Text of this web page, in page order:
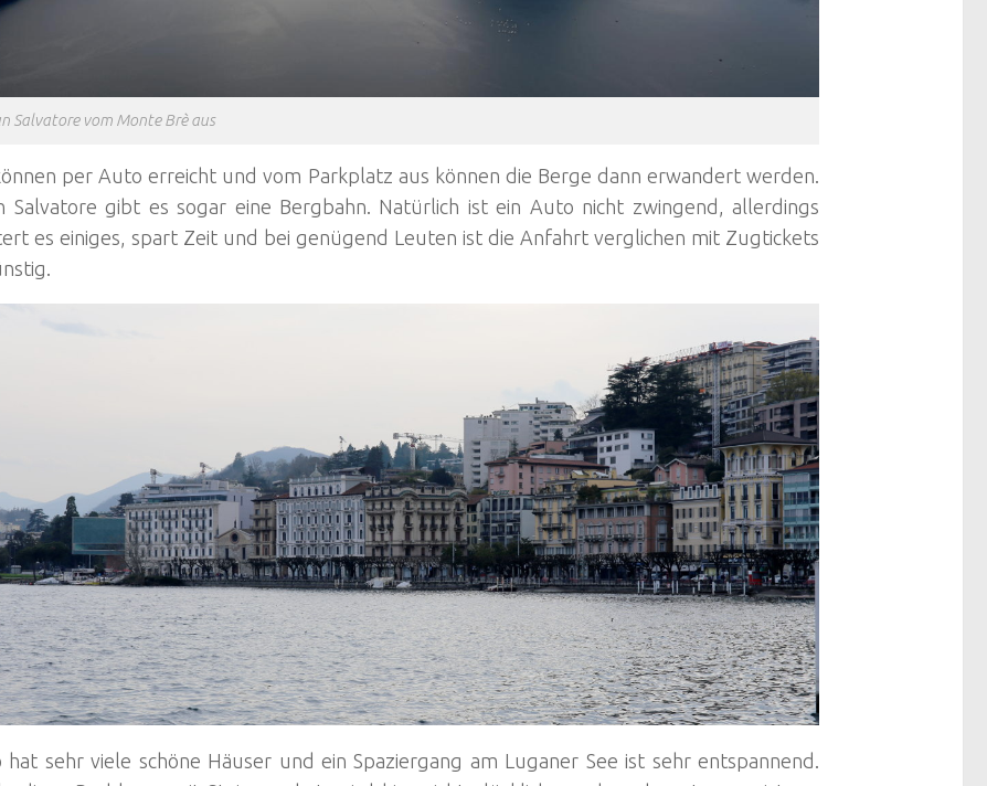
Salvatore vom Monte Brè aus
per Auto erreicht und vom Parkplatz aus können die Berge dann erwandert werden.
Salvatore gibt es sogar eine Bergbahn. Natürlich ist ein Auto nicht zwingend, allerdings
es einiges, spart Zeit und bei genügend Leuten ist die Anfahrt verglichen mit Zugtickets
hat sehr viele schöne Häuser und ein Spaziergang am Luganer See ist sehr entspannend.